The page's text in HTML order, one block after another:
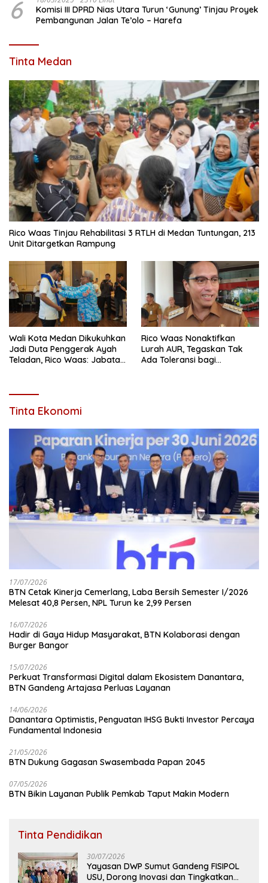
6
Komisi III DPRD Nias Utara Turun ‘Gunung’ Tinjau Proyek
Pembangunan Jalan Te’olo – Harefa
Tinta Medan
Rico Waas Tinjau Rehabilitasi 3 RTLH di Medan Tuntungan, 213
Unit Ditargetkan Rampung
Wali Kota Medan Dikukuhkan
Jadi Duta Penggerak Ayah
Teladan, Rico Waas: Jabatan
Rico Waas Nonaktifkan
Lurah AUR, Tegaskan Tak
Ada Toleransi bagi
Tinta Ekonomi
17/07/2026
BTN Cetak Kinerja Cemerlang, Laba Bersih Semester I/2026
Melesat 40,8 Persen, NPL Turun ke 2,99 Persen
16/07/2026
Hadir di Gaya Hidup Masyarakat, BTN Kolaborasi dengan
Burger Bangor
15/07/2026
Perkuat Transformasi Digital dalam Ekosistem Danantara,
BTN Gandeng Artajasa Perluas Layanan
14/06/2026
Danantara Optimistis, Penguatan IHSG Bukti Investor Percaya
Fundamental Indonesia
21/05/2026
BTN Dukung Gagasan Swasembada Papan 2045
07/05/2026
BTN Bikin Layanan Publik Pemkab Taput Makin Modern
Tinta Pendidikan
30/07/2026
Yayasan DWP Sumut Gandeng FISIPOL
USU, Dorong Inovasi dan Tingkatkan